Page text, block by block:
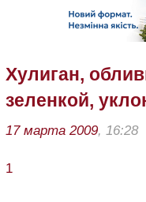
Хулиган,
зеленкой,
17 марта 2009, 16:28
1